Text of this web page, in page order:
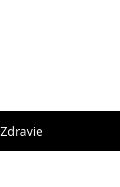
Zdravie